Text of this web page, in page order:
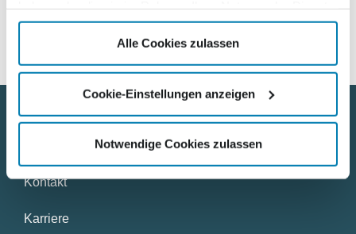
gesammelt haben.
Alle Cookies zulassen
Cookie-Einstellungen anzeigen
Notwendige Cookies zulassen
30 30 genügt.
Nützliche Links
Kontakt
Karriere